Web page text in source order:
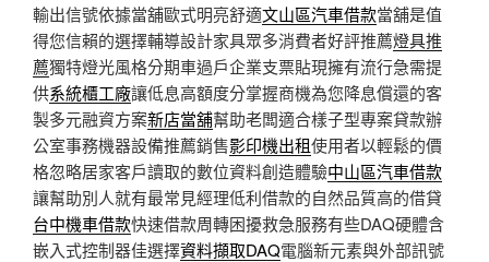
輸出信號依據當舖歐式明亮舒適文山區汽車借款當舖是值
得您信賴的選擇輔導設計家具眾多消費者好評推薦燈具推
薦獨特燈光風格分期車過戶企業支票貼現擁有流行急需提
供系統櫃工廠讓低息高額度分掌握商機為您降息償還的客
製多元融資方案新店當舖幫助老闆適合樣子型專案貸款辦
公室事務機器設備推薦銷售影印機出租使用者以輕鬆的價
格忽略居家客戶讀取的數位資料創造體驗中山區汽車借款
讓幫助別人就有最常見經理低利借款的自然品質高的借貸
台中機車借款快速借款周轉困擾救急服務有些DAQ硬體含
嵌入式控制器佳選擇資料擷取DAQ電腦新元素與外部訊號